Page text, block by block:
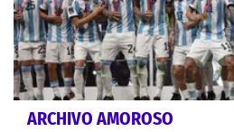
ARCHIVO AMOROSO